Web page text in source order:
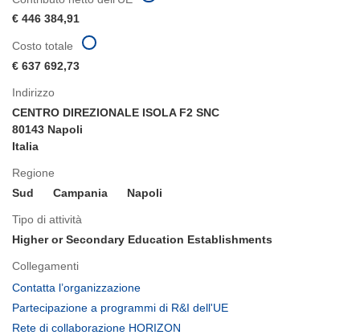
€ 446 384,91
Indirizzo
CENTRO DIREZIONALE ISOLA F2 SNC
80143 Napoli
Italia
Regione
Sud
Campania Napoli
Tipo di attività
Higher or Secondary Education Establishments
Collegamenti
Contatta l’organizzazione
apre
Partecipazione a programmi di R&I dell'UE
Rete di collaborazione HORIZON
Costo totale
€ 637 692,73